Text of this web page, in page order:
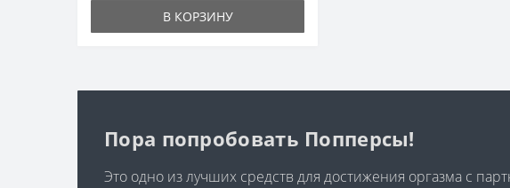
В КОРЗИНУ
Пора попробовать Попперсы!
Это одно из лучших средств для достижения оргазма с